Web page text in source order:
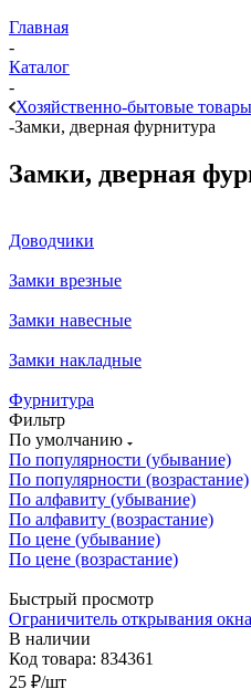
Главная
-
Каталог
-
Хозяйственно-бытовые товары
-Замки, дверная фурнитура
Замки, дверная
Доводчики
Замки врезные
Замки навесные
Замки накладные
Фурнитура
Фильтр
По умолчанию
По популярности (убывание)
По популярности (возрастание)
По алфавиту (убывание)
По алфавиту (возрастание)
По цене (убывание)
По цене (возрастание)
Быстрый просмотр
Ограничитель открывания
В наличии
Код товара: 834361
25 ₽/шт